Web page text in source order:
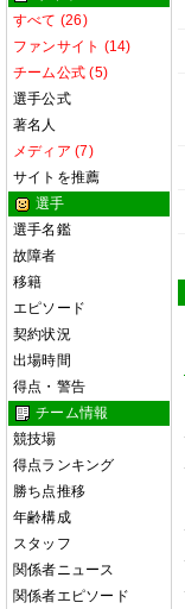
すべて (26)
ファンサイト (14)
チーム公式 (5)
選手公式
著名人
メディア (7)
サイトを推薦
選手
選手名鑑
故障者
移籍
エピソード
契約状況
出場時間
得点・警告
チーム情報
競技場
得点ランキング
勝ち点推移
年齢構成
スタッフ
関係者ニュース
関係者エピソード